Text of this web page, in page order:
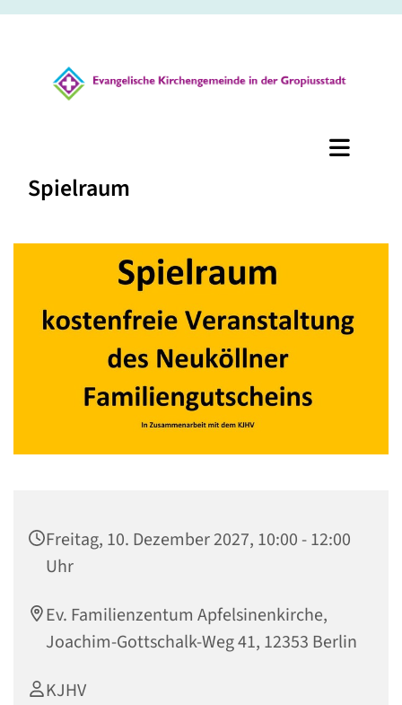
Spielraum
Freitag, 10. Dezember 2027, 10:00 - 12:00
Uhr
Ev. Familienzentum Apfelsinenkirche,
Joachim-Gottschalk-Weg 41, 12353 Berlin
KJHV